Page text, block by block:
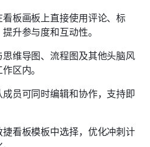
看板画板上直接使用评论、标
升参与度和互动性。
维导图、流程图及其他头脑风
区内。
员可同时编辑和协作，支持即
捷看板模板中选择，优化冲刺计